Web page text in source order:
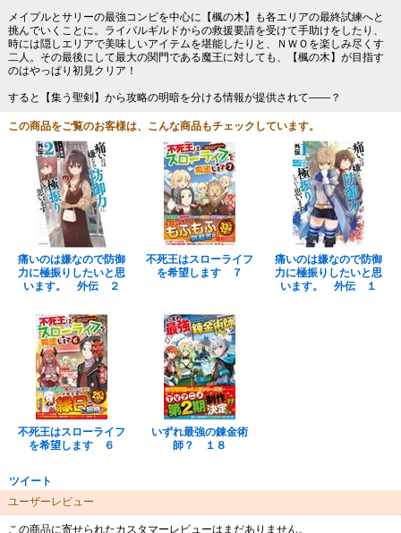
メイプルとサリーの最強コンビを中心に【楓の木】も各エリアの最終試練へと
挑んでいくことに。ライバルギルドからの救援要請を受けて手助けをしたり、
時には隠しエリアで美味しいアイテムを堪能したりと、ＮＷＯを楽しみ尽くす
二人。その最後にして最大の関門である魔王に対しても、【楓の木】が目指す
のはやっぱり初見クリア！
すると【集う聖剣】から攻略の明暗を分ける情報が提供されて――？
この商品をご覧のお客様は、こんな商品もチェックしています。
痛いのは嫌なので防御
力に極振りしたいと思
います。 外伝 ２
不死王はスローライフ
を希望します ７
痛いのは嫌なので防御
力に極振りしたいと思
います。 外伝 １
不死王はスローライフ
を希望します ６
いずれ最強の錬金術
師？ １８
ツイート
ユーザーレビュー
この商品に寄せられたカスタマーレビューはまだありません。